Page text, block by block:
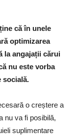
că în unele
optimizarea
la angajații cărui
nu este vorba
socială.
o creștere a
nu va fi posibilă,
suplimentare